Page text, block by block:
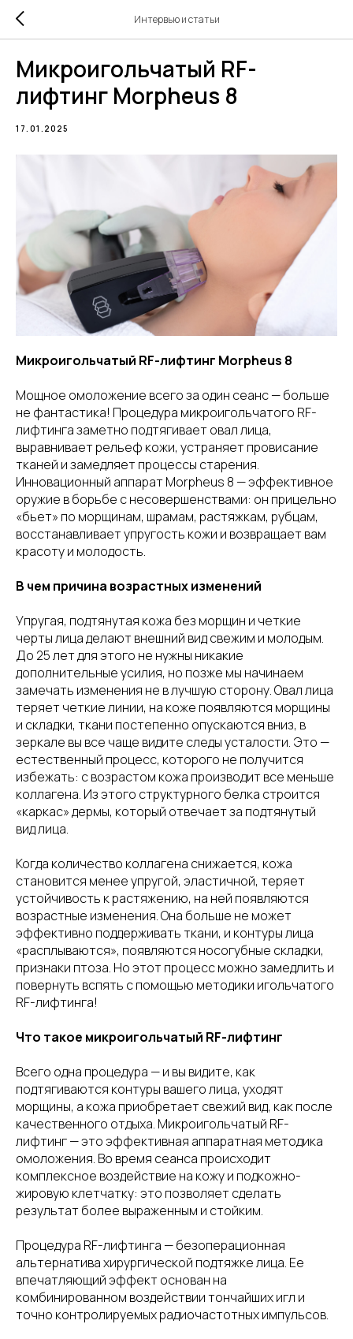
Интервью и статьи
Микроигольчатый RF-
лифтинг Morpheus 8
17.01.2025
Микроигольчатый RF-лифтинг Morpheus 8
Мощное омоложение всего за один сеанс — больше
не фантастика! Процедура микроигольчатого RF-
лифтинга заметно подтягивает овал лица,
выравнивает рельеф кожи, устраняет провисание
тканей и замедляет процессы старения.
Инновационный аппарат Morpheus 8 — эффективное
оружие в борьбе с несовершенствами: он прицельно
«бьет» по морщинам, шрамам, растяжкам, рубцам,
восстанавливает упругость кожи и возвращает вам
красоту и молодость.
В чем причина возрастных изменений
Упругая, подтянутая кожа без морщин и четкие
черты лица делают внешний вид свежим и молодым.
До 25 лет для этого не нужны никакие
дополнительные усилия, но позже мы начинаем
замечать изменения не в лучшую сторону. Овал лица
теряет четкие линии, на коже появляются морщины
и складки, ткани постепенно опускаются вниз, в
зеркале вы все чаще видите следы усталости. Это —
естественный процесс, которого не получится
избежать: с возрастом кожа производит все меньше
коллагена. Из этого структурного белка строится
«каркас» дермы, который отвечает за подтянутый
вид лица.
Когда количество коллагена снижается, кожа
становится менее упругой, эластичной, теряет
устойчивость к растяжению, на ней появляются
возрастные изменения. Она больше не может
эффективно поддерживать ткани, и контуры лица
«расплываются», появляются носогубные складки,
признаки птоза. Но этот процесс можно замедлить и
повернуть вспять с помощью методики игольчатого
RF-лифтинга!
Что такое микроигольчатый RF-лифтинг
Всего одна процедура — и вы видите, как
подтягиваются контуры вашего лица, уходят
морщины, а кожа приобретает свежий вид, как после
качественного отдыха. Микроигольчатый RF-
лифтинг — это эффективная аппаратная методика
омоложения. Во время сеанса происходит
комплексное воздействие на кожу и подкожно-
жировую клетчатку: это позволяет сделать
результат более выраженным и стойким.
Процедура RF-лифтинга — безоперационная
альтернатива хирургической подтяжке лица. Ее
впечатляющий эффект основан на
комбинированном воздействии тончайших игл и
точно контролируемых радиочастотных импульсов.